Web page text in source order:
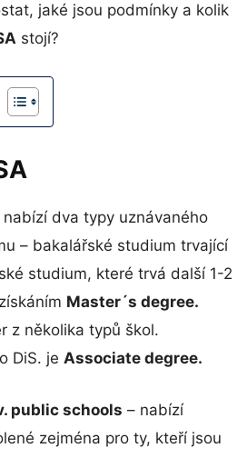
jaké jsou podmínky a kolik
stojí?
dva typy uznávaného
– bakalářské studium trvající
studium, které trvá další 1-2
Master´s degree.
z několika typů škol.
DiS. je Associate degree.
public schools – nabízí
zejména pro ty, kteří jsou